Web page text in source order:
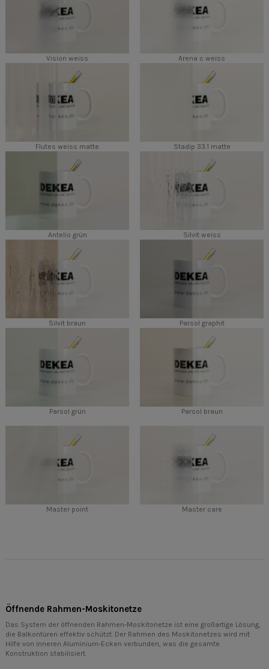
Vision weiss Arena c weiss
Flutes weiss matte Stadip 33.1 matte
Antelio grün Silvit weiss
Silvit braun Parsol graphit
Parsol grün Parsol braun
Master point Master care
Öffnende Rahmen-Moskitonetze
Das System der öffnenden Rahmen-Moskitonetze ist eine großartige Lösung,
die Balkontüren effektiv schützt. Der Rahmen des Moskitonetzes wird mit
Hilfe von inneren Aluminium-Ecken verbunden, was die gesamte
Konstruktion stabilisiert.